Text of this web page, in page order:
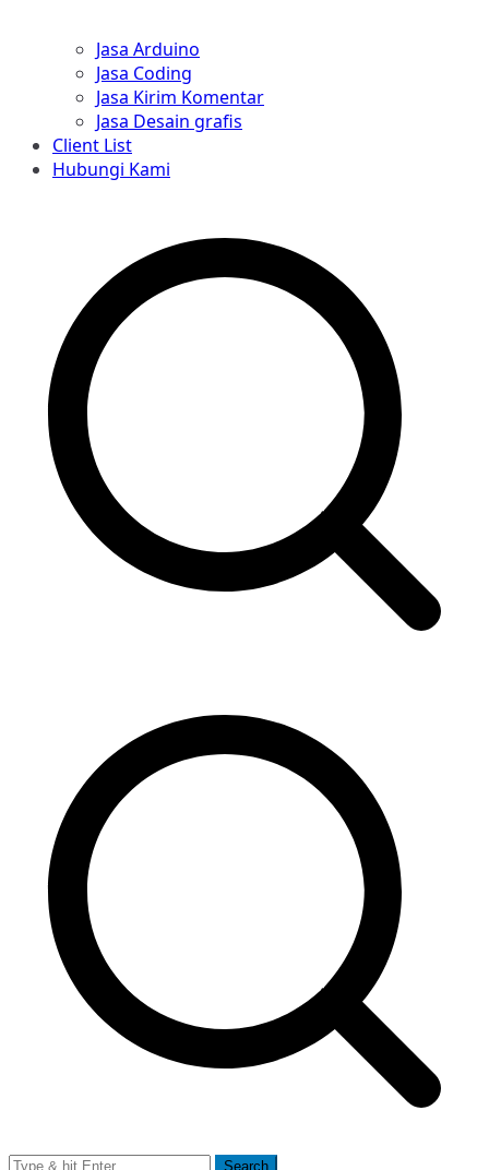
Jasa Arduino
Jasa Coding
Jasa Kirim Komentar
Jasa Desain grafis
Client List
Hubungi Kami
Search